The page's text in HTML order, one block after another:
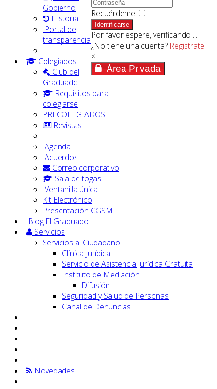
Recuérdeme
Identificarse
Por favor espere, verificando ...
¿No tiene una cuenta? Registrate
×
Área Privada
Gobierno
Historia
Portal de
transparencia
Colegiados
Club del
Graduado
Requisitos para
colegiarse
PRECOLEGIADOS
Revistas
Agenda
Acuerdos
Correo corporativo
Sala de togas
Ventanilla única
Kit Electrónico
Presentación CGSM
Blog El Graduado
Servicios
Servicios al Ciudadano
Clínica Jurídica
Servicio de Asistencia Jurídica Gratuita
Instituto de Mediación
Difusión
Seguridad y Salud de Personas
Canal de Denuncias
Novedades